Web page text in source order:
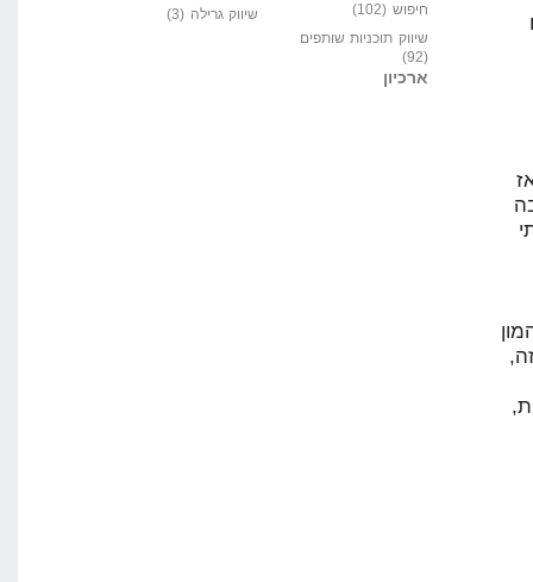
המון
חיפוש (102)
שיווק גרילה (3)
שיווק תוכניות שותפים
(92)
ארכיון